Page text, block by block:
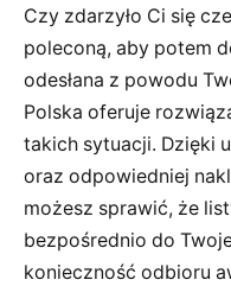
Czy zdarzyło Ci się
poleconą, aby potem
odesłana z powodu
Polska oferuje
takich sytuacji. Dzięki
oraz odpowiedniej
możesz sprawić, że
bezpośrednio do
konieczność odbioru